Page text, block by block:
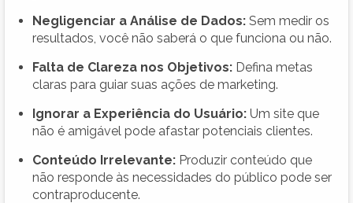
Negligenciar a Análise de Dados: Sem medir os
resultados, você não saberá o que funciona ou não.
Falta de Clareza nos Objetivos: Defina metas
claras para guiar suas ações de marketing.
Ignorar a Experiência do Usuário: Um site que
não é amigável pode afastar potenciais clientes.
Conteúdo Irrelevante: Produzir conteúdo que
não responde às necessidades do público pode ser
contraproducente.